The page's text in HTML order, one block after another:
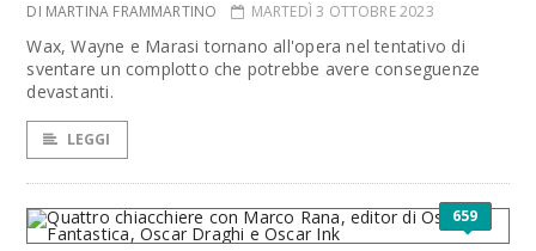
DI MARTINA FRAMMARTINO MARTEDÌ 3 OTTOBRE 2023
Wax, Wayne e Marasi tornano all'opera nel tentativo di
sventare un complotto che potrebbe avere conseguenze
devastanti.
LEGGI
659